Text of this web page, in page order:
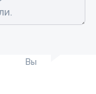
Вы